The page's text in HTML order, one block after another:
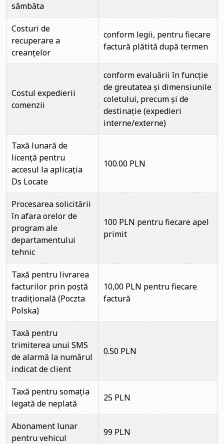
sâmbăta
Costuri de
recuperare a
creanțelor
conform legii, pentru fiecare
factură plătită după termen
Costul expedierii
comenzii
conform evaluării în funcție
de greutatea și dimensiunile
coletului, precum și de
destinație (expedieri
interne/externe)
Taxă lunară de
licență pentru
accesul la aplicația
Ds Locate
100.00 PLN
Procesarea solicitării
în afara orelor de
program ale
departamentului
tehnic
100 PLN pentru fiecare apel
primit
Taxă pentru livrarea
facturilor prin poștă
tradițională (Poczta
Polska)
10,00 PLN pentru fiecare
factură
Taxă pentru
trimiterea unui SMS
de alarmă la numărul
indicat de client
0.50 PLN
Taxă pentru somația
legată de neplată
25 PLN
Abonament lunar
pentru vehicul
99 PLN